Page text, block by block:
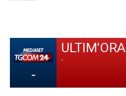
-
ULTIM'ORA
-